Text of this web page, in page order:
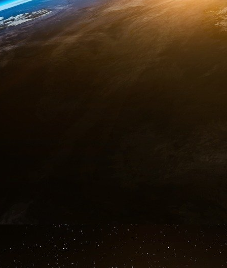
Le nom de l’opération policière Jenner
scientifique anglais considéré comme le
premier vaccin.